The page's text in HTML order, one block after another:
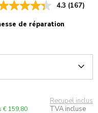
4.3 (167)
de réparation
€ 159,80
Recupel inclus
TVA incluse